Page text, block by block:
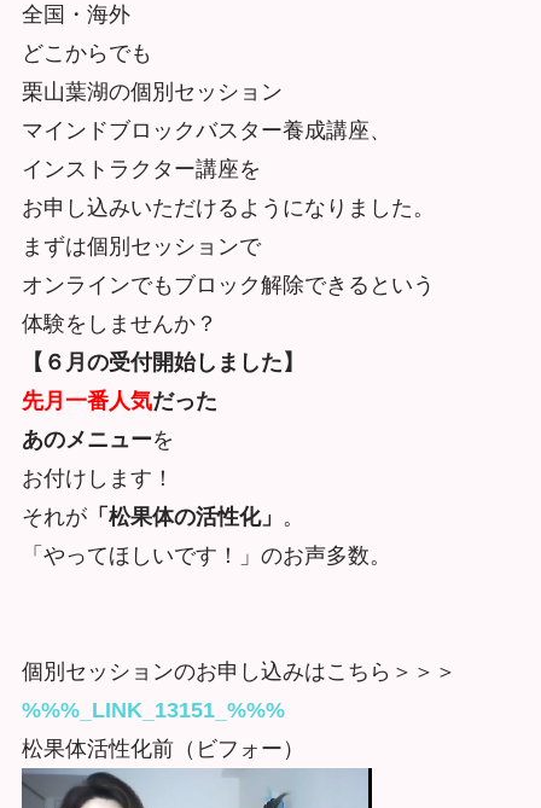
全国・海外
どこからでも
栗山葉湖の個別セッション
マインドブロックバスター養成講座、
インストラクター講座を
お申し込みいただけるようになりました。
まずは個別セッションで
オンラインでもブロック解除できるという
体験をしませんか？
【６月の受付開始しました】
先月 一番人気だった
あのメニューを
お付けします！
それが「松果体の活性化」 。
「やってほしいです！」のお声多数。
個別セッションのお申し込みはこちら＞＞＞
%%%_LINK_13151_%%%
松果体活性化前（ビフォー）